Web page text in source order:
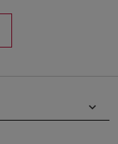
keyboard_arrow_down